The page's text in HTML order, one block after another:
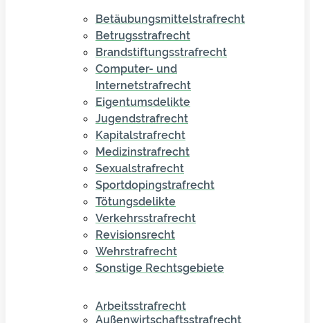
Betäubungsmittelstrafrecht
Betrugsstrafrecht
Brandstiftungsstrafrecht
Computer- und
Internetstrafrecht
Eigentumsdelikte
Jugendstrafrecht
Kapitalstrafrecht
Medizinstrafrecht
Sexualstrafrecht
Sportdopingstrafrecht
Tötungsdelikte
Verkehrsstrafrecht
Revisionsrecht
Wehrstrafrecht
Sonstige Rechtsgebiete
Arbeitsstrafrecht
Außenwirtschaftsstrafrecht